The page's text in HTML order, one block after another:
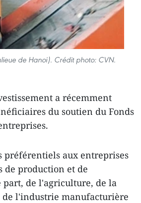
de Hanoi). Crédit photo: CVN.
a récemment
du soutien du Fonds
préférentiels aux entreprises
de production et de
part, de l'agriculture, de la
l'industrie manufacturière